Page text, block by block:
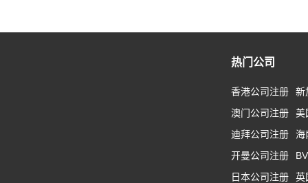
热门公司
香港公司注册
新
澳门公司注册
美
迪拜公司注册
海
开曼公司注册
日本公司注册
英